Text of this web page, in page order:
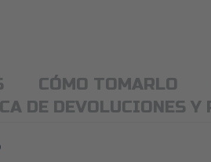
CÓMO TOMARLO
DE DEVOLUCIONES Y